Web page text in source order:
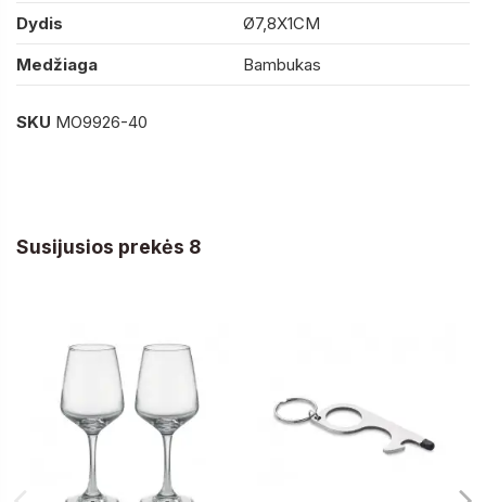
Dydis
Ø7,8X1CM
Medžiaga
Bambukas
SKU MO9926-40
Susijusios prekės 8